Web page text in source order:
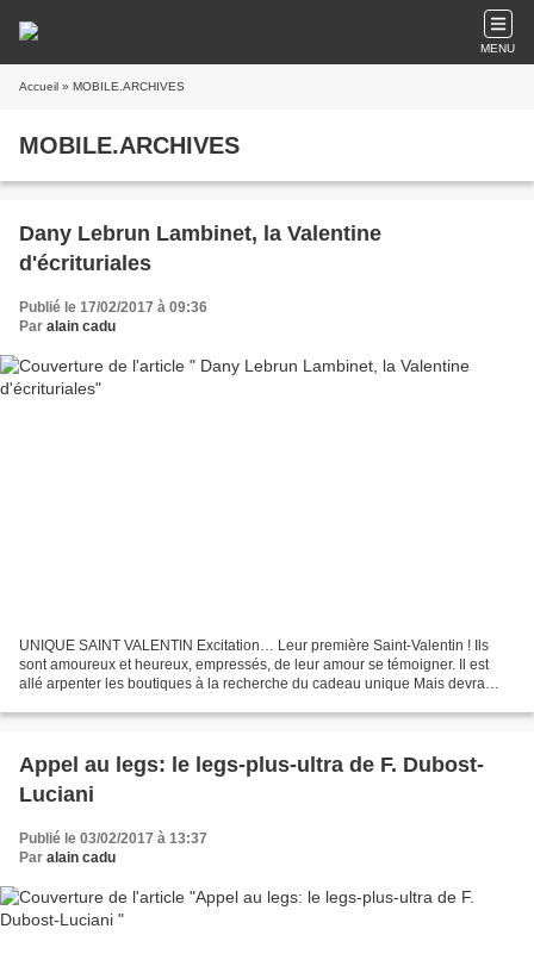
MENU
Accueil » MOBILE.ARCHIVES
MOBILE.ARCHIVES
Dany Lebrun Lambinet, la Valentine
d'écrituriales
Publié le 17/02/2017 à 09:36
Par alain cadu
UNIQUE SAINT VALENTIN Excitation… Leur première Saint-Valentin ! Ils
sont amoureux et heureux, empressés, de leur amour se témoigner. Il est
allé arpenter les boutiques à la recherche du cadeau unique Mais devra
Appel au legs: le legs-plus-ultra de F. Dubost-
Luciani
Publié le 03/02/2017 à 13:37
Par alain cadu